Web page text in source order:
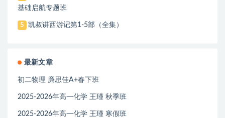
基础启航专题班
5 凯叔讲西游记第1-5部（全集）
最新文章
初二物理 廉思佳A+春下班
2025-2026年高一化学 王瑾 秋季班
2025-2026年高一化学 王瑾 寒假班